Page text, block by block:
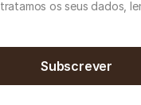
os seus dados,
Subscrever